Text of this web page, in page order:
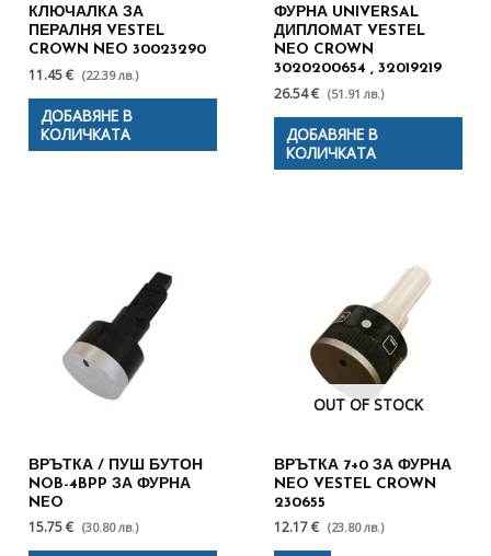
КЛЮЧАЛКА ЗА
ПЕРАЛНЯ VESTEL
CROWN NEO 30023290
11.45 € (22.39 лв.)
ДОБАВЯНЕ В
КОЛИЧКАТА
ФУРНА UNIVERSAL
ДИПЛОМАТ VESTEL
NEO CROWN
3020200654 , 32019219
26.54 € (51.91 лв.)
ДОБАВЯНЕ В
КОЛИЧКАТА
ВРЪТКА / ПУШ БУТОН
NOB-4BPP ЗА ФУРНА
NEO
15.75 € (30.80 лв.)
OUT OF STOCK
ВРЪТКА 7+0 ЗА ФУРНА
NEO VESTEL CROWN
230655
12.17 € (23.80 лв.)